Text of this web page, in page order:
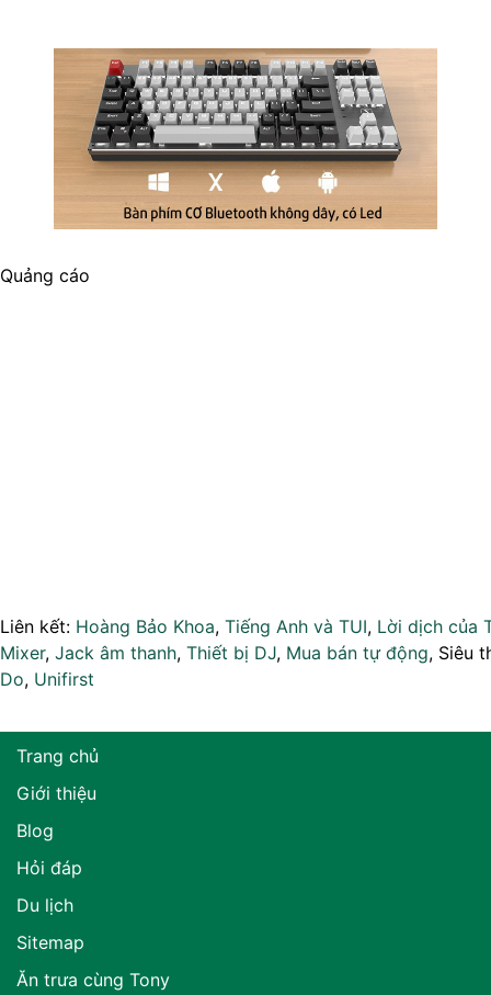
Quảng cáo
Liên kết: Hoàng Bảo Khoa, Tiếng Anh và TUI, Lời dịch của
Mixer, Jack âm thanh, Thiết bị DJ, Mua bán tự động, Siêu
Do, Unifirst
Trang chủ
Giới thiệu
Blog
Hỏi đáp
Du lịch
Sitemap
Ăn trưa cùng Tony